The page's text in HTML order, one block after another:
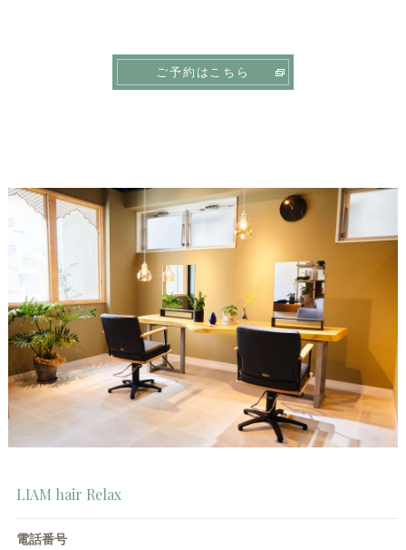
ご予約はこちら
LIAM hair Relax
電話番号